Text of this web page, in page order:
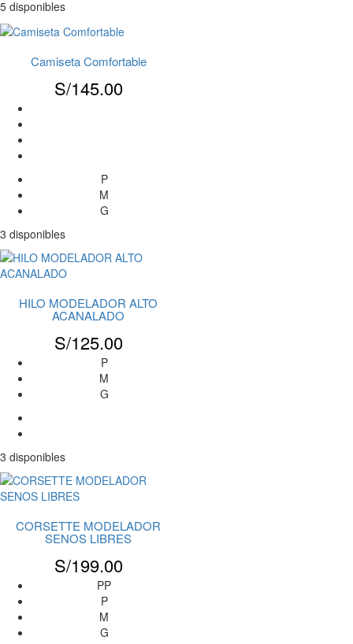
5 disponibles
Camiseta Comfortable
S/145.00
P
M
G
3 disponibles
HILO MODELADOR ALTO
ACANALADO
S/125.00
P
M
G
3 disponibles
CORSETTE MODELADOR
SENOS LIBRES
S/199.00
PP
P
M
G